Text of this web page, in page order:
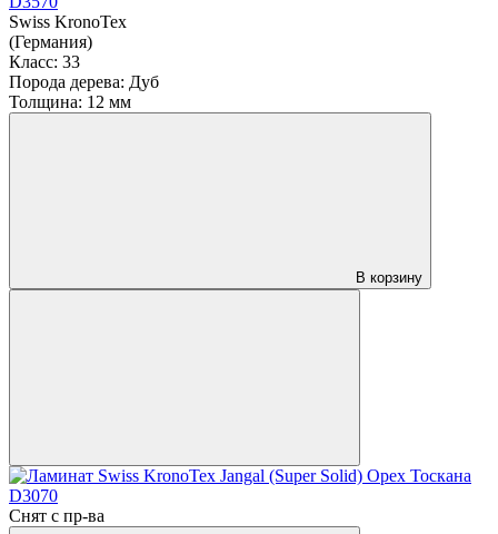
Swiss KronoTex
(Германия)
Класс: 33
Порода дерева: Дуб
Толщина: 12 мм
В корзину
Снят с пр-ва